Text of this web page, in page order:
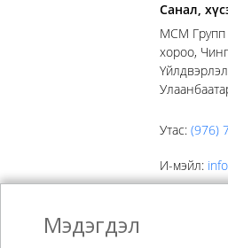
Санал,
MСM
хороо,
Утас: (976)
И-мэйл:
Мэдэгдэл